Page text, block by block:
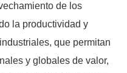
de los
la productividad y
que permitan
y globales de valor,